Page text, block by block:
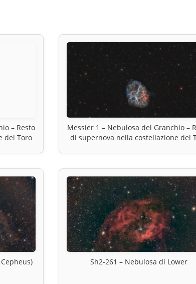
– Resto
del Toro
Messier 1 – Nebulosa del Granchio –
di supernova nella costellazione del
Sh2-261 – Nebulosa di Lower